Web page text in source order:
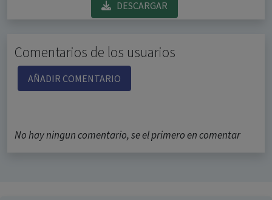
DESCARGAR
Comentarios de los usuarios
AÑADIR COMENTARIO
No hay ningun comentario, se el primero en comentar